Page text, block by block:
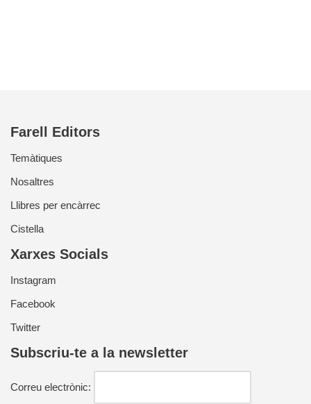
Farell Editors
Temàtiques
Nosaltres
Llibres per encàrrec
Cistella
Xarxes Socials
Instagram
Facebook
Twitter
Subscriu-te a la newsletter
Correu electrònic: